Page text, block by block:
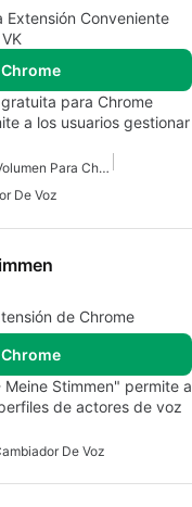
Extensión Conveniente
para Chrome
a los usuarios gestionar
Mejor Extensión De Volumen Para Chrome
De Voz
de Chrome
Stimmen" permite a
de actores de voz
De Voz